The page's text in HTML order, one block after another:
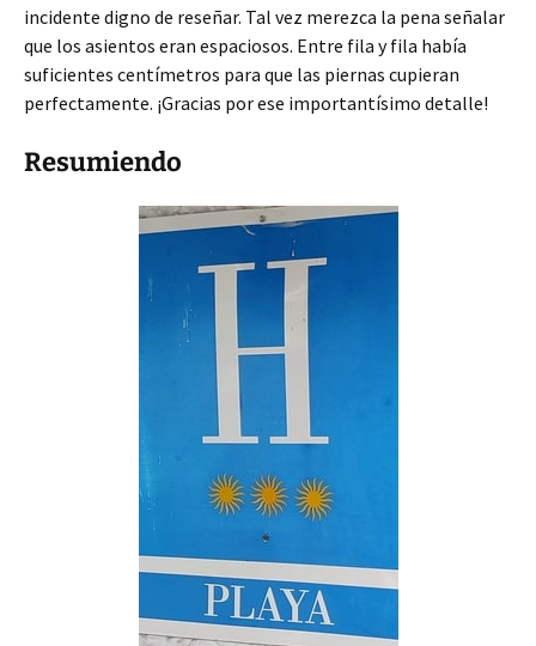
incidente digno de reseñar. Tal vez merezca la pena señalar
que los asientos eran espaciosos. Entre fila y fila había
suficientes centímetros para que las piernas cupieran
perfectamente. ¡Gracias por ese importantísimo detalle!
Resumiendo